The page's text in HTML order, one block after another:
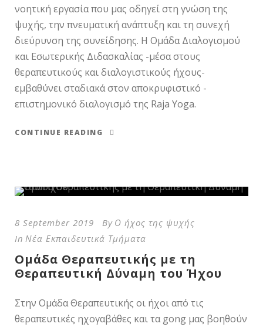
νοητική εργασία που μας οδηγεί στη γνώση της
ψυχής, την πνευματική ανάπτυξη και τη συνεχή
διεύρυνση της συνείδησης. Η Ομάδα Διαλογισμού
και Εσωτερικής Διδασκαλίας -μέσα στους
θεραπευτικούς και διαλογιστικούς ήχους-
εμβαθύνει σταδιακά στον αποκρυφιστικό -
επιστημονικό διαλογισμό της Raja Yoga.
CONTINUE READING
8 September 2019 By Ο ήχος της ψυχής
In Νέα Εκπαιδευτικά Τμήματα
Ομάδα Θεραπευτικής με τη
Θεραπευτική Δύναμη του Ήχου
Στην Ομάδα Θεραπευτικής οι ήχοι από τις
θεραπευτικές ηχογαβάθες και τα gong μας βοηθούν